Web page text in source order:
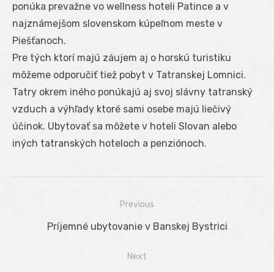
ponúka prevažne vo wellness hoteli Patince a v
najznámejšom slovenskom kúpeľnom meste v
Piešťanoch.
Pre tých ktorí majú záujem aj o horskú turistiku
môžeme odporučiť tiež pobyt v Tatranskej Lomnici.
Tatry okrem iného ponúkajú aj svoj slávny tatranský
vzduch a výhľady ktoré sami osebe majú liečivý
účinok. Ubytovať sa môžete v hoteli Slovan alebo
iných tatranských hoteloch a penziónoch.
Navigácia
Previous
Previous
Príjemné ubytovanie v Banskej Bystrici
Next